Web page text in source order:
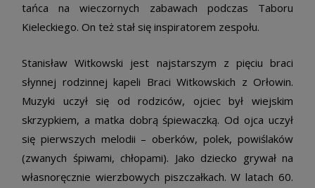
tańca na wieczornych zabawach podczas Taboru
Kieleckiego. On też stał się inspiratorem zespołu.
Stanisław Witkowski jest najstarszym z pięciu braci
słynnej rodzinnej kapeli Braci Witkowskich z Orłowin.
Muzyki uczył się od rodziców, ojciec był wiejskim
skrzypkiem, a matka dobrą śpiewaczką. Od ojca uczył
się pierwszych melodii – oberków, polek, powiślaków
(zwanych śpiwami, chłopami). Jako dziecko grywał na
własnoręcznie wierzbowych piszczałkach. W latach 60.